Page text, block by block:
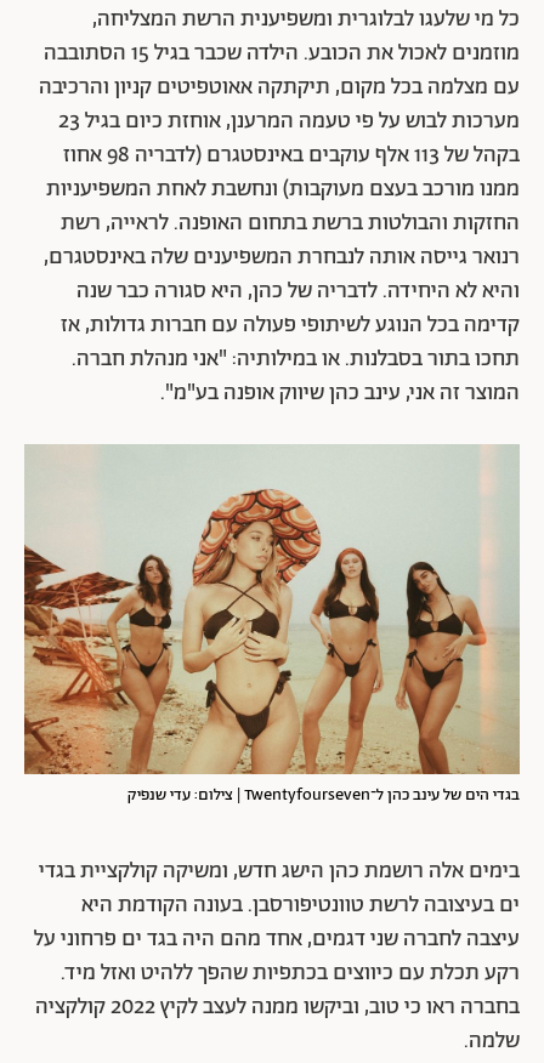
כל מי שלעגו לבלוגרית ומשפיענית הרשת המצליחה,
מוזמנים לאכול את הכובע. הילדה שכבר בגיל 15 הסתובבה
עם מצלמה בכל מקום, תיקתקה אאוטפיטים קניון והרכיבה
מערכות לבוש על פי טעמה המרענן, אוחזת כיום בגיל 23
בקהל של 113 אלף עוקבים באינסטגרם (לדבריה 98 אחוז
ממנו מורכב בעצם מעוקבות) ונחשבת לאחת המשפיעניות
החזקות והבולטות ברשת בתחום האופנה. לראייה, רשת
רנואר גייסה אותה לנבחרת המשפיענים שלה באינסטגרם,
והיא לא היחידה. לדבריה של כהן, היא סגורה כבר שנה
קדימה בכל הנוגע לשיתופי פעולה עם חברות גדולות, אז
תחכו בתור בסבלנות. או במילותיה: "אני מנהלת חברה.
המוצר זה אני, עינב כהן שיווק אופנה בע"מ".
בגדי הים של עינב כהן ל־Twentyfourseven | צילום: עדי שנפיק
בימים אלה רושמת כהן הישג חדש, ומשיקה קולקציית בגדי
ים בעיצובה לרשת טוונטיפורסבן. בעונה הקודמת היא
עיצבה לחברה שני דגמים, אחד מהם היה בגד ים פרחוני על
רקע תכלת עם כיווצים בכתפיות שהפך ללהיט ואזל מיד.
בחברה ראו כי טוב, וביקשו ממנה לעצב לקיץ 2022 קולקציה
שלמה.